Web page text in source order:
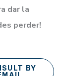
dar la
perder!
BY